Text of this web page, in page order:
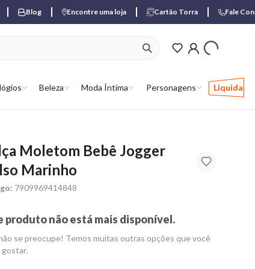
Blog Encontre uma loja Cartão Torra Fale
Beleza Moda Íntima Personagens Liquida
ver produtos
Moletom Bebê Jogger
Marinho
7909969414848
produto não está mais disponível.
se preocupe! Temos muitas outras opções que você